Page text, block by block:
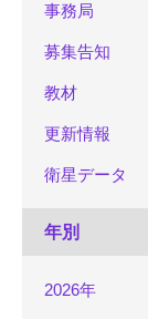
事務局
募集告知
教材
更新情報
衛星データ
年別
2026年